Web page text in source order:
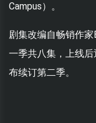
Campus）。
剧集改编自畅销作
一季共八集，上线
布续订第二季。